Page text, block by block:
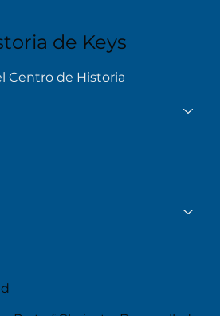
de Keys
Centro de Historia